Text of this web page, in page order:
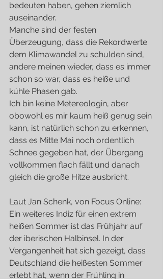
bedeuten haben, gehen ziemlich
auseinander.
Manche sind der festen
Überzeugung, dass die Rekordwerte
dem Klimawandel zu schulden sind,
andere meinen wieder, dass es immer
schon so war, dass es heiße und
kühle Phasen gab.
Ich bin keine Metereologin, aber
obowohl es mir kaum heiß genug sein
kann, ist natürlich schon zu erkennen,
dass es Mitte Mai noch ordentlich
Schnee gegeben hat, der Übergang
vollkommen flach fällt und danach
gleich die große Hitze ausbricht.
Laut Jan Schenk, von Focus Online:
Ein weiteres Indiz für einen extrem
heißen Sommer ist das Frühjahr auf
der iberischen Halbinsel. In der
Vergangenheit hat sich gezeigt, dass
Deutschland die heißesten Sommer
erlebt hat, wenn der Frühling in